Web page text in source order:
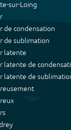
sur-Loing
de condensation
de sublimation
latente
latente de
latente de